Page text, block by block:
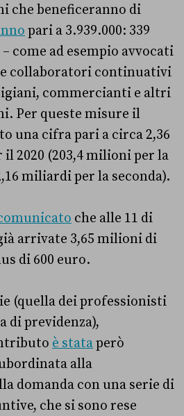
che beneficeranno di
pari a 3.939.000: 339
come ad esempio avvocati
collaboratori continuativi
commercianti e altri
Per queste misure il
una cifra pari a circa 2,36
2020 (203,4 milioni per la
miliardi per la seconda).
che alle 11 di
arrivate 3,65 milioni di
di 600 euro.
(quella dei professionisti
di previdenza),
è stataperò
alla
domanda con una serie di
che si sono rese